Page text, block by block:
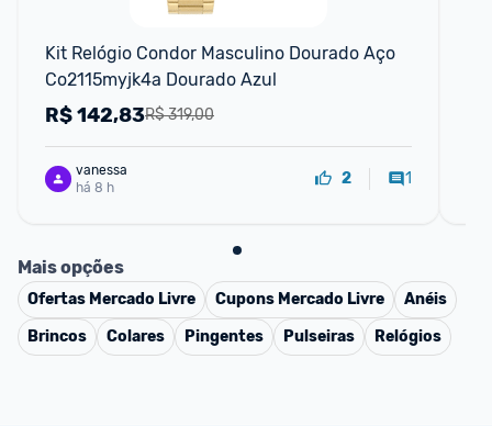
Kit Relógio Condor Masculino Dourado Aço
Co2115myjk4a Dourado Azul
R$ 319,00
R$142,83
vanessa
há 8 h
2 1
Mais opções
Ofertas Mercado Livre Cupons Mercado Livre
Anéis
Brincos
Colares Pingentes Pulseiras Relógios